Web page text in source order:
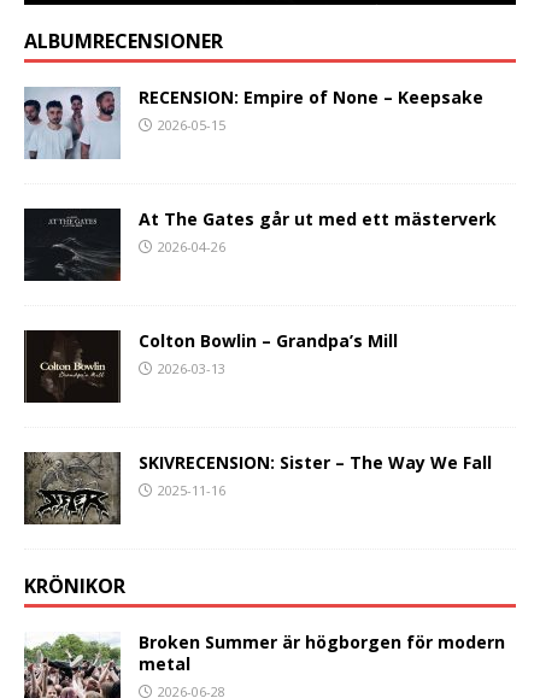
ALBUMRECENSIONER
RECENSION: Empire of None – Keepsake
2026-05-15
At The Gates går ut med ett mästerverk
2026-04-26
Colton Bowlin – Grandpa’s Mill
2026-03-13
SKIVRECENSION: Sister – The Way We Fall
2025-11-16
KRÖNIKOR
Broken Summer är högborgen för modern
metal
2026-06-28